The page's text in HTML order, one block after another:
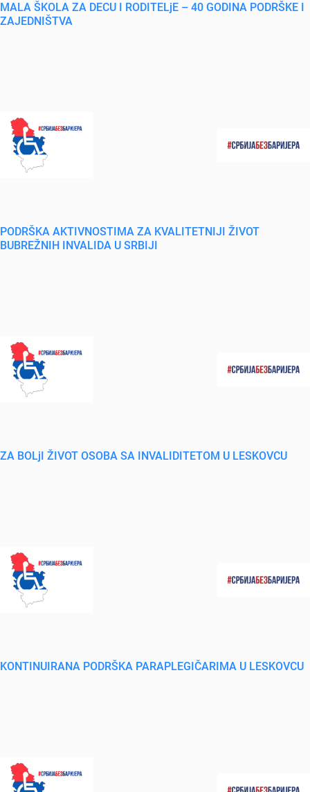
MALA ŠKOLA ZA DECU I RODITELjE – 40 GODINA PODRŠKE I
ZAJEDNIŠTVA
PODRŠKA AKTIVNOSTIMA ZA KVALITETNIJI ŽIVOT
BUBREŽNIH INVALIDA U SRBIJI
ZA BOLjI ŽIVOT OSOBA SA INVALIDITETOM U LESKOVCU
KONTINUIRANA PODRŠKA PARAPLEGIČARIMA U LESKOVCU